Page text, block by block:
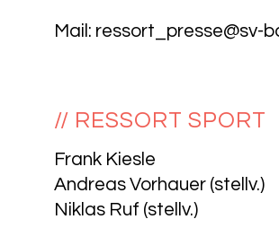
Mail: ressort_presse@sv-
// RESSORT SPORT
Frank Kiesle
Andreas Vorhauer (stellv.)
Niklas Ruf (stellv.)